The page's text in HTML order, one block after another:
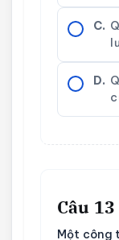
C.
D.
Câu 13
Một công